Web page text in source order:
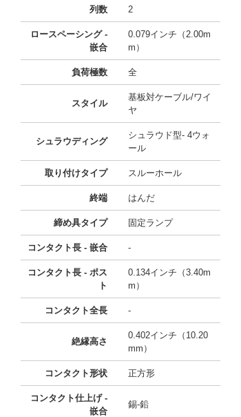
列数 2
ロースペーシング -
嵌合
0.079インチ（2.00m
m）
負荷極数 全
スタイル
基板対ケーブル/ワイ
ヤ
シュラウディング
シュラウド型- 4ウォ
ール
取り付けタイプ スルーホール
終端 はんだ
締め具タイプ 固定ランプ
コンタクト長 - 嵌合 -
コンタクト長 - ポス
ト
0.134インチ（3.40m
m）
コンタクト全長 -
絶縁高さ
0.402インチ（10.20
mm）
コンタクト形状 正方形
コンタクト仕上げ -
嵌合
錫-鉛